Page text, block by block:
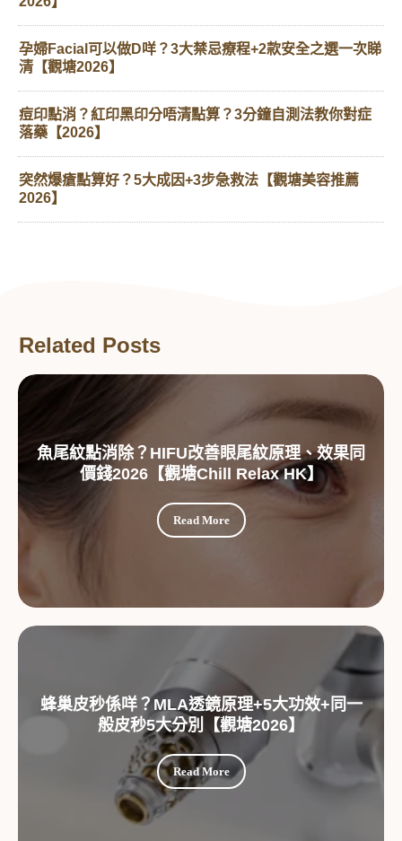
孕婦Facial可以做D咩？3大禁忌療程+2款安全之選一次睇
清【觀塘2026】
痘印點消？紅印黑印分唔清點算？3分鐘自測法教你對症
落藥【2026】
突然爆瘡點算好？5大成因+3步急救法【觀塘美容推薦
2026】
Related Posts
魚尾紋點消除？HIFU改善眼尾紋原理、效果同
價錢2026【觀塘Chill Relax HK】
Read More
蜂巢皮秒係咩？MLA透鏡原理+5大功效+同一
般皮秒5大分別【觀塘2026】
Read More